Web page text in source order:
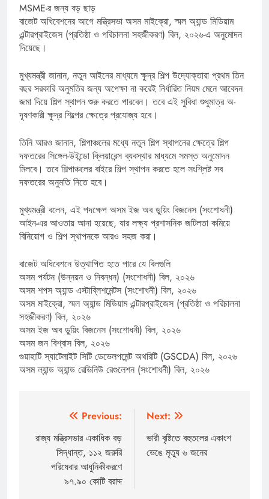
MSME-র জন্য বড় ছাড়
বাজেট অধিবেশনের আগে মন্ত্রিসভা অসম মাইক্রো, স্মল অ্যান্ড মিডিয়াম
এন্টারপ্রাইজেস (প্রতিষ্ঠা ও পরিচালনা সহজীকরণ) বিল, ২০২৬-এ অনুমোদন
দিয়েছে।
মুখ্যমন্ত্রী জানান, নতুন আইনের মাধ্যমে ক্ষুদ্র শিল্প উদ্যোক্তারা প্রথম তিন
বছর সরকারি অনুমতির জন্য অপেক্ষা না করেই নির্ধারিত নিয়ম মেনে আবেদন
জমা দিয়ে শিল্প স্থাপন শুরু করতে পারবেন। তবে এই সুবিধা শুধুমাত্র অ-
দূষণকারী ক্ষুদ্র শিল্পের ক্ষেত্রে প্রযোজ্য হবে।
তিনি আরও জানান, শিল্পাঞ্চলের মধ্যে নতুন শিল্প স্থাপনের ক্ষেত্রে শিল্প
দফতরের সিঙ্গেল-উইন্ডো ক্লিয়ারেন্স ব্যবস্থার মাধ্যমে সমস্ত অনুমোদন
মিলবে। তবে শিল্পাঞ্চলের বাইরে শিল্প স্থাপন করতে হলে সংশ্লিষ্ট সব
দফতরের অনুমতি নিতে হবে।
মুখ্যমন্ত্রী বলেন, এই পদক্ষেপ অসম ইজ অব ডুয়িং বিজনেস (সংশোধনী)
আইন-এর আওতায় আনা হয়েছে, যার লক্ষ্য প্রশাসনিক জটিলতা কমিয়ে
বিনিয়োগ ও শিল্প স্থাপনকে আরও সহজ করা।
বাজেট অধিবেশনে উত্থাপিত হতে পারে যে বিলগুলি
অসম পর্যটন (উন্নয়ন ও নিবন্ধন) (সংশোধনী) বিল, ২০২৬
অসম শপস অ্যান্ড এস্টাব্লিশমেন্টস (সংশোধনী) বিল, ২০২৬
অসম মাইক্রো, স্মল অ্যান্ড মিডিয়াম এন্টারপ্রাইজেস (প্রতিষ্ঠা ও পরিচালনা
সহজীকরণ) বিল, ২০২৬
অসম ইজ অব ডুয়িং বিজনেস (সংশোধনী) বিল, ২০২৬
অসম জন বিশ্বাস বিল, ২০২৬
গুয়াহাটি স্যাটেলাইট সিটি ডেভেলপমেন্ট অথরিটি (GSCDA) বিল, ২০২৬
অসম ল্যান্ড অ্যান্ড রেভিনিউ রেগুলেশন (সংশোধনী) বিল, ২০২৬
navigation
Previous:
রাজ্য মন্ত্রিসভার একাধিক বড়
সিদ্ধান্ত, ১১২ জরুরি
পরিষেবার আধুনিকীকরণে
৯৭.৯০ কোটি বরাদ্দ
Next:
ভারী বৃষ্টিতে বহুতলের একাংশ
ভেঙে মৃত্যু ৬ জনের